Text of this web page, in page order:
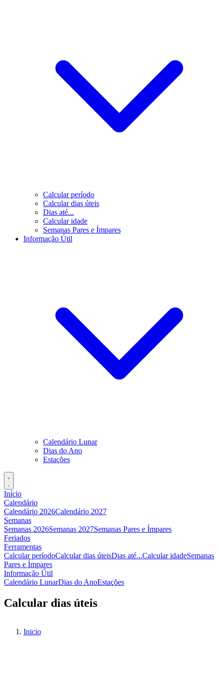
Calcular período
Calcular dias úteis
Dias até...
Calcular idade
Semanas Pares e Ímpares
Informação Útil
Calendário Lunar
Dias do Ano
Estações
Início
Calendário
Calendário 2026Calendário 2027
Semanas
Semanas 2026Semanas 2027Semanas Pares e Ímpares
Feriados
Ferramentas
Calcular períodoCalcular dias úteisDias até...Calcular idadeSemanas
Pares e Ímpares
Informação Útil
Calendário LunarDias do AnoEstações
Calcular dias úteis
Inicio